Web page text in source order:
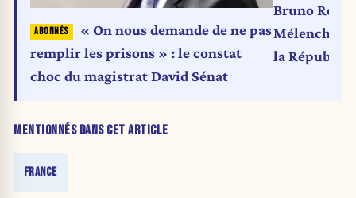
MENTIONNÉS DANS CET ARTICLE
FRANCE
« On nous demande de ne pas
remplir les prisons » : le constat
choc du magistrat David Sénat
Bruno
Mélenchon
la